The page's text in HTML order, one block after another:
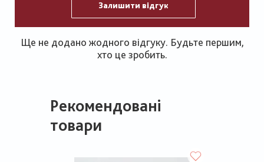
Залишити відгук
Ще не додано жодного відгуку. Будьте першим,
хто це зробить.
Рекомендовані
товари